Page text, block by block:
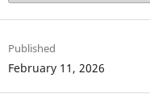
Published
February 11, 2026